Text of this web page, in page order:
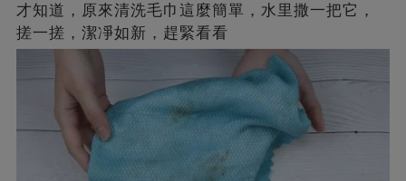
才知道，原來清洗毛巾這麼簡單，水里撒一把它，
搓一搓，潔凈如新，趕緊看看